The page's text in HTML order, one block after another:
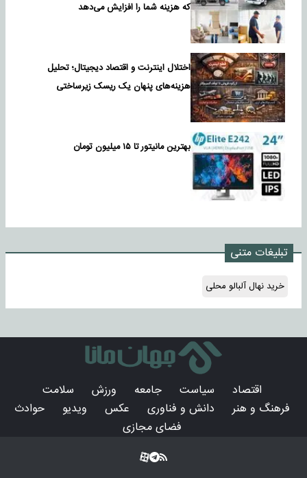
که هزینه شما را افزایش می‌دهد
اختلال اینترنت و اقتصاد دیجیتال؛ تحلیل
هزینه‌های پنهان یک ریسک زیرساختی
بهترین مانیتور تا ۱۵ میلیون تومان
تبلیغات متنی
خرید نهال آلبالو محلی
اقتصاد سیاست جامعه ورزش
سلامت
فرهنگ و هنر
دانش و فناوری عکس ویدیو
حوادث
فضای مجازی